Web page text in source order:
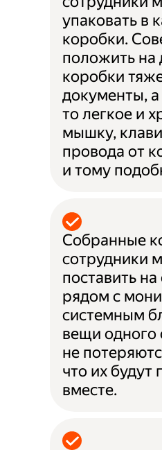
упаковать в
коробки.
положить на
коробки
документы, а
то легкое и
мышку,
провода от
и тому
Собранные
сотрудники
поставить на
рядом с
системным
вещи одного
не
что их будут
вместе.